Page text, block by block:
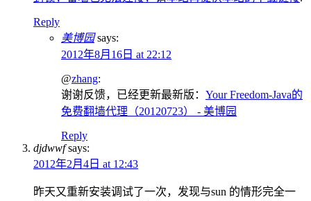
Reply
美博园 says:
2012年8月16日 at 22:12
@zhang:
谢谢反馈，已经更新最新版： Your Freedom-Java的
免费翻墙代理（20120723） - 美博园
Reply
djdwwf says:
2012年2月4日 at 12:43
昨天又重新安装调试了一次，发现与sun 的情形完全一